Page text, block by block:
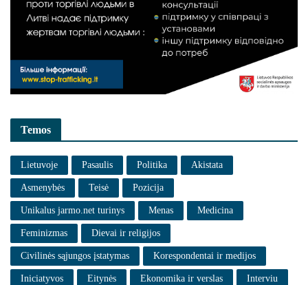
Temos
Lietuvoje Pasaulis Politika Akistata
Asmenybės Teisė Pozicija
Unikalus jarmo.net turinys Menas Medicina
Feminizmas Dievai ir religijos
Civilinės sąjungos įstatymas Korespondentai ir medijos
Iniciatyvos Eitynės Ekonomika ir verslas Interviu